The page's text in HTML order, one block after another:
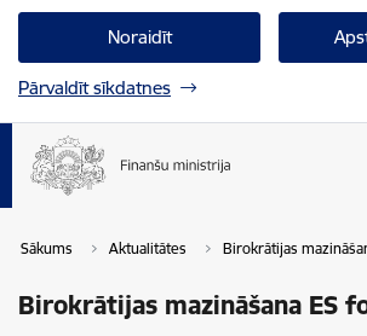
Noraidīt
Pārvaldīt sīkdatnes
Sākums Aktualitātes Birokrātijas
Birokrātijas mazināšana ES